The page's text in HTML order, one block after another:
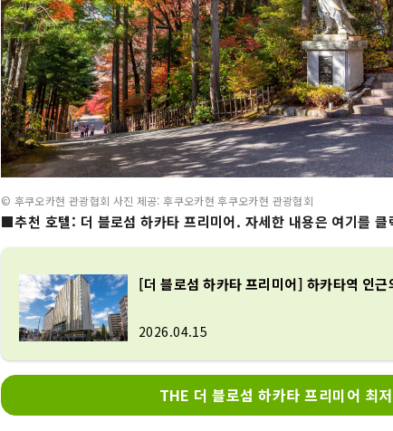
© 후쿠오카현 관광협회 사진 제공: 후쿠오카현 후쿠오카현 관광협회
■추천 호텔: 더 블로섬 하카타 프리미어. 자세한 내용은 여기를 클
[더 블로섬 하카타 프리미어] 하카타역 인근
2026.04.15
THE 더 블로섬 하카타 프리미어 최